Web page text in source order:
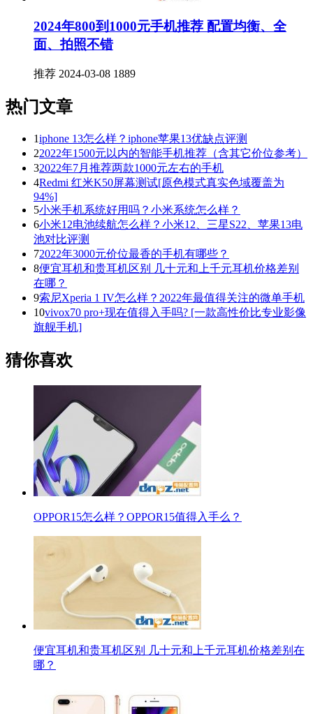
2024年800到1000元手机推荐 配置均衡、全
面、拍照不错
推荐 2024-03-08 1889
热门文章
1iphone 13怎么样？iphone苹果13优缺点评测
22022年1500元以内的智能手机推荐（含其它价位参考）
32022年7月推荐两款1000元左右的手机
4Redmi 红米K50屏幕测试[原色模式真实色域覆盖为
94%]
5小米手机系统好用吗？小米系统怎么样？
6小米12电池续航怎么样？小米12、三星S22、苹果13电
池对比评测
72022年3000元价位最香的手机有哪些？
8便宜耳机和贵耳机区别 几十元和上千元耳机价格差别
在哪？
9索尼Xperia 1 IV怎么样？2022年最值得关注的微单手机
10vivox70 pro+现在值得入手吗? [一款高性价比专业影像
旗舰手机]
猜你喜欢
OPPOR15怎么样？OPPOR15值得入手么？
便宜耳机和贵耳机区别 几十元和上千元耳机价格差别在
哪？